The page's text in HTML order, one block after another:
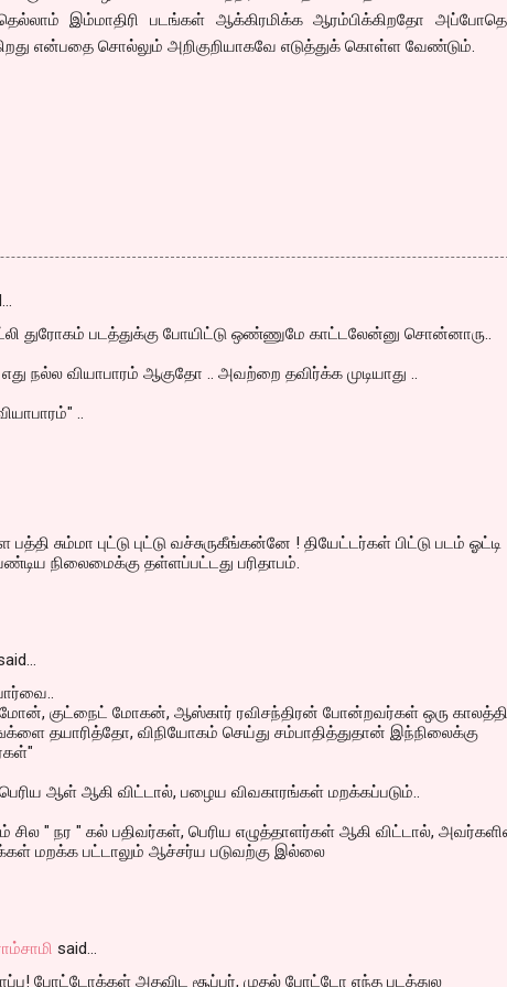
இம்மாதிரி படங்கள் ஆக்கிரமிக்க ஆரம்பிக்கிறதோ
என்பதை சொல்லும் அறிகுறியாகவே எடுத்துக் கொள்ள வேண்டும்.
துரோகம் படத்துக்கு போயிட்டு ஒண்ணுமே காட்டலேன்னு சொன்னாரு..
நல்ல வியாபாரம் ஆகுதோ .. அவற்றை தவிர்க்க முடியாது ..
..
பத்தி சும்மா புட்டு புட்டு வச்சுருகீங்கன்னே ! தியேட்டர்கள் பிட்டு படம் ஓட்டி
நிலைமைக்கு தள்ளப்பட்டது பரிதாபம்.
குட்நைட் மோகன், ஆஸ்கார் ரவிசந்திரன் போன்றவர்கள் ஒரு
தயாரித்தோ, விநியோகம் செய்து சம்பாதித்துதான் இந்நிலைக்கு
பெரிய ஆள் ஆகி விட்டால், பழைய விவகாரங்கள் மறக்கப்படும்..
சில " நர " கல் பதிவர்கள், பெரிய எழுத்தாளர்கள் ஆகி விட்டால்,
மறக்க பட்டாலும் ஆச்சர்ய படுவற்கு இல்லை
said…
மாப்பு! போட்டோக்கள் அதவிட சூப்பர், முதல் போட்டோ எந்த படத்துல